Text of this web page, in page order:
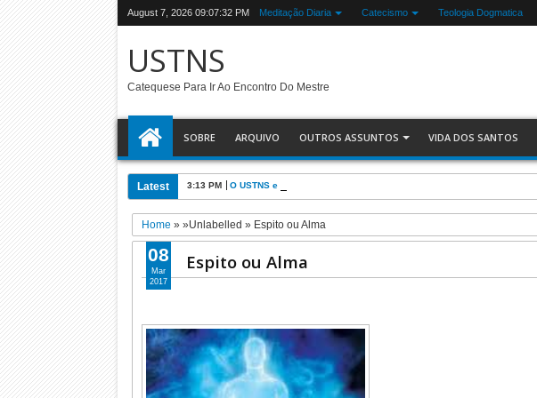
August 7, 2026 09:07:33 PM Meditação Diaria Catecismo Teologia Dogmatica
USTNS
Catequese Para Ir Ao Encontro Do Mestre
SOBRE ARQUIVO OUTROS ASSUNTOS VIDA DOS SANTOS
Latest 3:13 PM O USTNS e a Eucaristia
Home » »Unlabelled » Espito ou Alma
Espito ou Alma
08
Mar
2017